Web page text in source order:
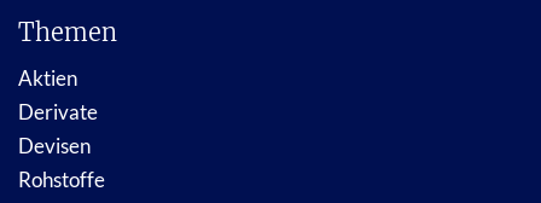
Themen
Aktien
Derivate
Devisen
Rohstoffe